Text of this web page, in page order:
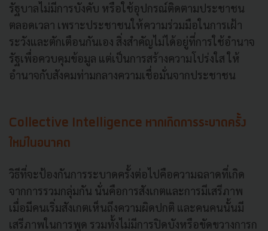
รัฐบาลไม่มีการบังคับ หรือใช้อุปกรณ์ติดตามประชาชน
ตลอดเวลา เพราะประชาชนให้ความร่วมมือในการเฝ้า
ระวังและตักเตือนกันเอง สิ่งสำคัญไม่ได้อยู่ที่การใช้อำนาจ
รัฐเพื่อควบคุมข้อมูล แต่เป็นการสร้างความโปร่งใส ให้
อำนาจกับสังคมท่ามกลางความเชื่อมั่นจากประชาชน
Collective Intelligence หากเกิดการระบาดครั้ง
ใหม่ในอนาคต
วิธีที่จะป้องกันการระบาดครั้งต่อไปคือความฉลาดที่เกิด
จากการรวมกลุ่มกัน นั่นคือการสังเกตและการมีเสรีภาพ
เมื่อมีคนเริ่มสังเกตเห็นถึงความผิดปกติ และคนคนนั้นมี
เสรีภาพในการพูด รวมทั้งไม่มีการปิดบังหรือขัดขวางการก